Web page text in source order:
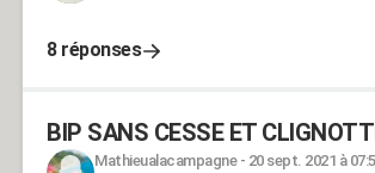
8 réponses
BIP SANS CESSE ET
Mathieualacampagne- 20 sept. 2021 à